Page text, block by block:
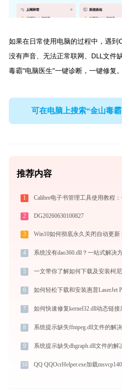
如果在日常使用电脑的过程中，遇到
没有声音、无法正常联网、DLL文件
毒霸“电脑医生”一键诊断，一键修复。
可在电脑上搜索“金山毒
推荐内容
1
2 DG20260630100827
3
4 系统没有dao360.dll？一站式解决
5
6
7 如何快速修复kernel32.dll动态链接
8 系统提示缺失ffmpeg.dll文件的解
9 系统提示缺失dhgraph.dll文件的解
10 QQ QQOcrHelper.exe加载